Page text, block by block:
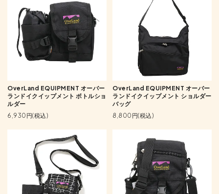
OverLand EQUIPMENT オーバー
ランドイクイップメント ボトルショ
ルダー
6,930円(税込)
OverLand EQUIPMENT オーバー
ランドイクイップメント ショルダー
バッグ
8,800円(税込)